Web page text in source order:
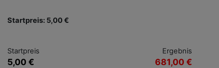
Startpreis: 5,00 €
Startpreis
5,00 €
Ergebnis
681,00 €